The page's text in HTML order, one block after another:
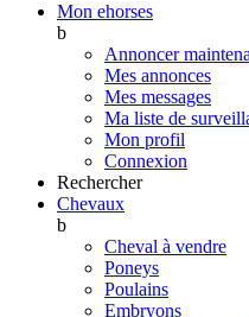
Mon ehorses
b
Annoncer
Mes annonces
Mes messages
Ma liste de
Mon profil
Connexion
Rechercher
Chevaux
b
Cheval à vendre
Poneys
Poulains
Embryons